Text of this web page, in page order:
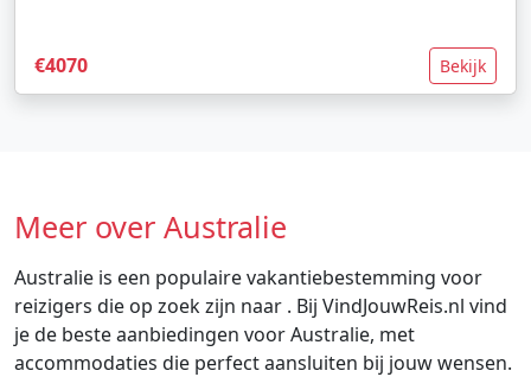
€4070 Bekijk
Meer over Australie
Australie is een populaire vakantiebestemming voor
reizigers die op zoek zijn naar . Bij VindJouwReis.nl vind
je de beste aanbiedingen voor Australie, met
accommodaties die perfect aansluiten bij jouw wensen.